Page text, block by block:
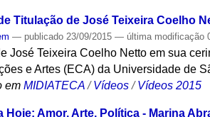
Titulação de José Teixeira Coelho
— publicado 23/09/2015— última modificação
José Teixeira Coelho Netto em sua
e Artes (ECA) da Universidade de
em MIDIATECA /Vídeos /Vídeos 2015
Hoje: Amor, Arte, Política - Marina